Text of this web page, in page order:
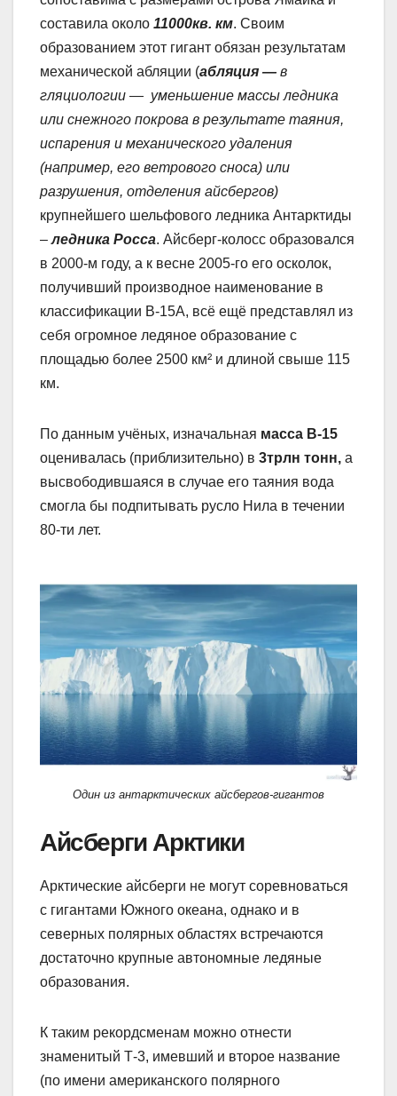
составила около 11000кв. км. Своим
образованием этот гигант обязан результатам
механической абляции (абляция — в
гляциологии — уменьшение массы ледника
или снежного покрова в результате таяния,
испарения и механического удаления
(например, его ветрового сноса) или
разрушения, отделения айсбергов)
крупнейшего шельфового ледника Антарктиды
–ледника Росса. Айсберг-колосс образовался
в 2000-м году, а к весне 2005-го его осколок,
получивший производное наименование в
классификации B-15A, всё ещё представлял из
себя огромное ледяное образование с
площадью более 2500 км² и длиной свыше 115
км.
По данным учёных, изначальная масса В-15
оценивалась (приблизительно) в 3трлн тонн, а
высвободившаяся в случае его таяния вода
смогла бы подпитывать русло Нила в течении
80-ти лет.
Один из антарктических айсбергов-гигантов
Айсберги Арктики
Арктические айсберги не могут соревноваться
с гигантами Южного океана, однако и в
северных полярных областях встречаются
достаточно крупные автономные ледяные
образования.
К таким рекордсменам можно отнести
знаменитый Т-3, имевший и второе название
(по имени американского полярного